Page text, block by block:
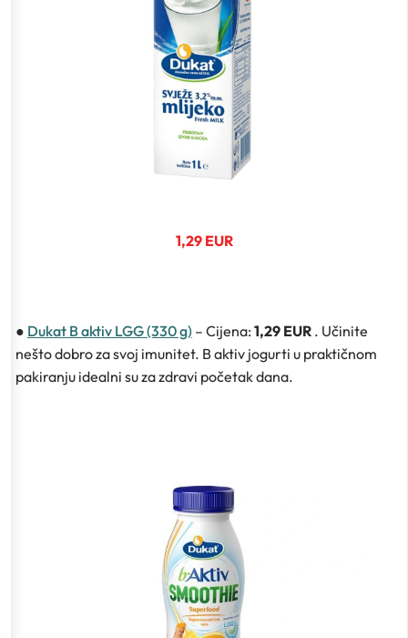
1,29 EUR
● Dukat B aktiv LGG (330 g) – Cijena: 1,29 EUR . Učinite
nešto dobro za svoj imunitet. B aktiv jogurti u praktičnom
pakiranju idealni su za zdravi početak dana.